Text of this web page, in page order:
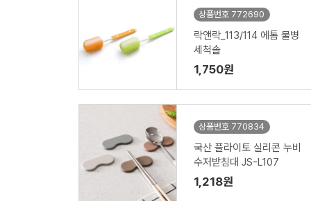
상품번호 772690
락앤락_113/114 에톰 물병
세척솔
1,750원
상품번호 770834
국산 플라이토 실리콘 누비
수저받침대 JS-L107
1,218원